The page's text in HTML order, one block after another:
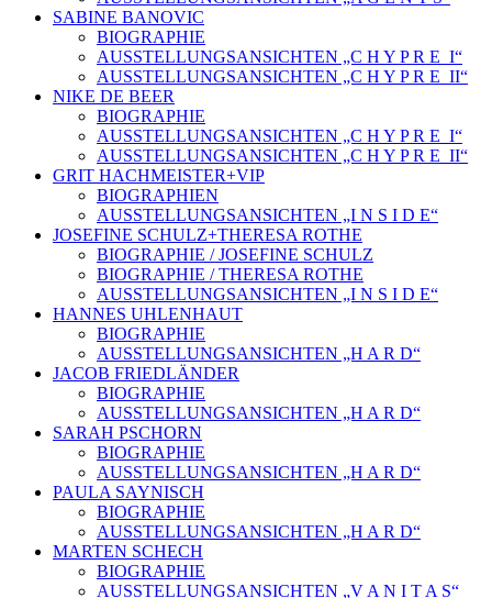
SABINE BANOVIC
BIOGRAPHIE
AUSSTELLUNGSANSICHTEN „C H Y P R E_I“
AUSSTELLUNGSANSICHTEN „C H Y P R E_II“
NIKE DE BEER
BIOGRAPHIE
AUSSTELLUNGSANSICHTEN „C H Y P R E_I“
AUSSTELLUNGSANSICHTEN „C H Y P R E_II“
GRIT HACHMEISTER+VIP
BIOGRAPHIEN
AUSSTELLUNGSANSICHTEN „I N S I D E“
JOSEFINE SCHULZ+THERESA ROTHE
BIOGRAPHIE / JOSEFINE SCHULZ
BIOGRAPHIE / THERESA ROTHE
AUSSTELLUNGSANSICHTEN „I N S I D E“
HANNES UHLENHAUT
BIOGRAPHIE
AUSSTELLUNGSANSICHTEN „H A R D“
JACOB FRIEDLÄNDER
BIOGRAPHIE
AUSSTELLUNGSANSICHTEN „H A R D“
SARAH PSCHORN
BIOGRAPHIE
AUSSTELLUNGSANSICHTEN „H A R D“
PAULA SAYNISCH
BIOGRAPHIE
AUSSTELLUNGSANSICHTEN „H A R D“
MARTEN SCHECH
BIOGRAPHIE
AUSSTELLUNGSANSICHTEN „V A N I T A S“